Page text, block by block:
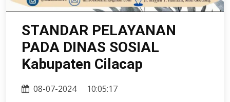
STANDAR PELAYANAN
PADA DINAS SOSIAL
Kabupaten Cilacap
08-07-2024
10:05:17